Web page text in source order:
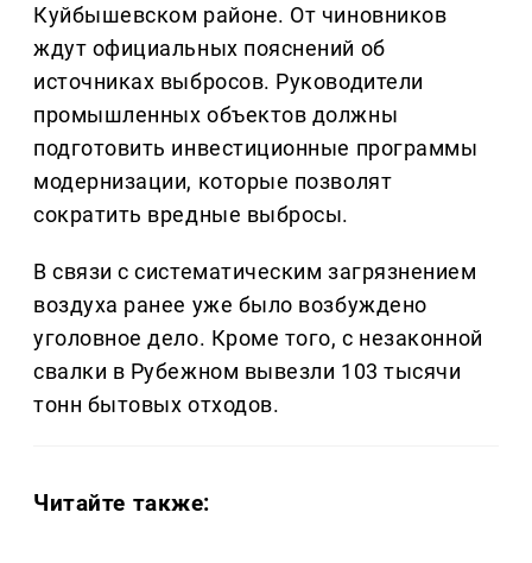
Куйбышевском районе. От чиновников
ждут официальных пояснений об
источниках выбросов. Руководители
промышленных объектов должны
подготовить инвестиционные программы
модернизации, которые позволят
сократить вредные выбросы.
В связи с систематическим загрязнением
воздуха ранее уже было возбуждено
уголовное дело. Кроме того, с незаконной
свалки в Рубежном вывезли 103 тысячи
тонн бытовых отходов.
Читайте также: